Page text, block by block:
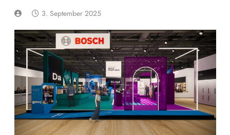
3. September 2025